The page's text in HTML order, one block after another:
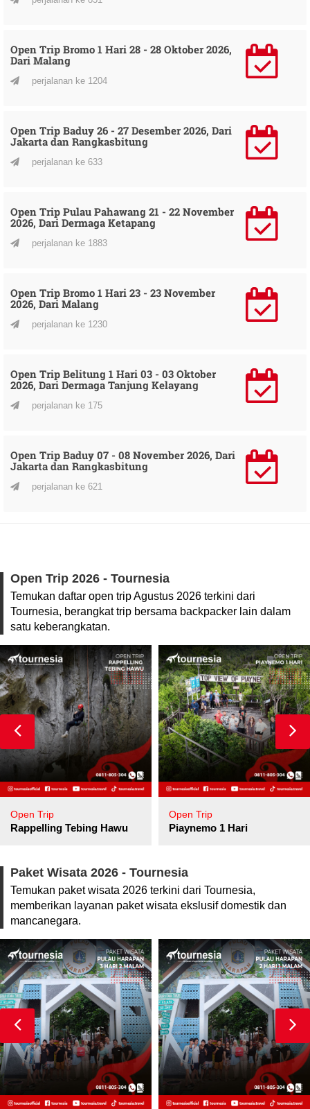
Open Trip Bromo 1 Hari 28 - 28 Oktober 2026,
Dari Malang
perjalanan ke 1204
Open Trip Baduy 26 - 27 Desember 2026, Dari
Jakarta dan Rangkasbitung
perjalanan ke 633
Open Trip Pulau Pahawang 21 - 22 November
2026, Dari Dermaga Ketapang
perjalanan ke 1883
Open Trip Bromo 1 Hari 23 - 23 November
2026, Dari Malang
perjalanan ke 1230
Open Trip Belitung 1 Hari 03 - 03 Oktober
2026, Dari Dermaga Tanjung Kelayang
perjalanan ke 175
Open Trip Baduy 07 - 08 November 2026, Dari
Jakarta dan Rangkasbitung
perjalanan ke 621
Open Trip 2026 - Tournesia
Temukan daftar open trip Agustus 2026 terkini dari
Tournesia, berangkat trip bersama backpacker lain dalam
satu keberangkatan.
Open Trip
Rappelling Tebing Hawu
Open Trip
Piaynemo 1 Hari
Paket Wisata 2026 - Tournesia
Temukan paket wisata 2026 terkini dari Tournesia,
memberikan layanan paket wisata ekslusif domestik dan
mancanegara.